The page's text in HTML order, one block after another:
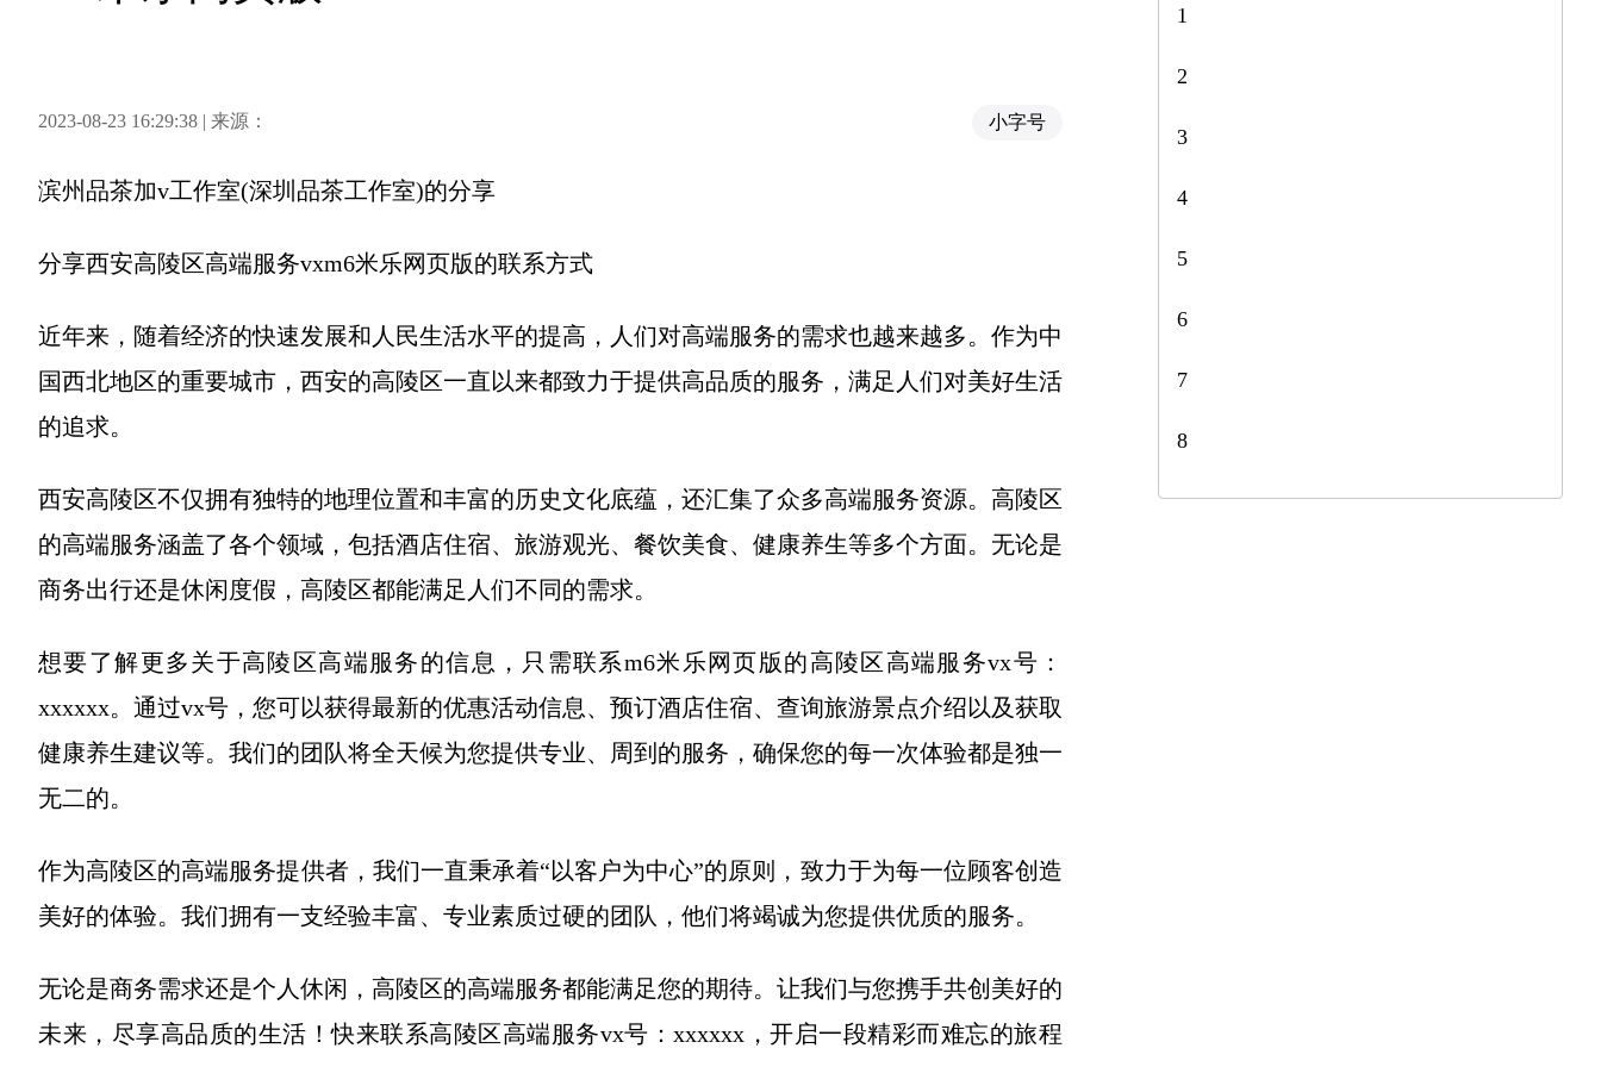
2023-08-23 16:29:38 | 来源： 小字号
滨州品茶加v工作室(深圳品茶工作室)的分享
分享西安高陵区高端服务vxm6米乐网页版的联系方式
近年来，随着经济的快速发展和人民生活水平的提高，人们对高端服务的需求也越来越多。作为中
国西北地区的重要城市，西安的高陵区一直以来都致力于提供高品质的服务，满足人们对美好生活
的追求。
西安高陵区不仅拥有独特的地理位置和丰富的历史文化底蕴，还汇集了众多高端服务资源。高陵区
的高端服务涵盖了各个领域，包括酒店住宿、旅游观光、餐饮美食、健康养生等多个方面。无论是
商务出行还是休闲度假，高陵区都能满足人们不同的需求。
想要了解更多关于高陵区高端服务的信息，只需联系m6米乐网页版的高陵区高端服务vx号：
xxxxxx。通过vx号，您可以获得最新的优惠活动信息、预订酒店住宿、查询旅游景点介绍以及获取
健康养生建议等。我们的团队将全天候为您提供专业、周到的服务，确保您的每一次体验都是独一
无二的。
作为高陵区的高端服务提供者，我们一直秉承着“以客户为中心”的原则，致力于为每一位顾客创造
美好的体验。我们拥有一支经验丰富、专业素质过硬的团队，他们将竭诚为您提供优质的服务。
无论是商务需求还是个人休闲，高陵区的高端服务都能满足您的期待。让我们与您携手共创美好的
未来，尽享高品质的生活！快来联系高陵区高端服务vx号：xxxxxx，开启一段精彩而难忘的旅程
1
2
3
4
5
6
7
8